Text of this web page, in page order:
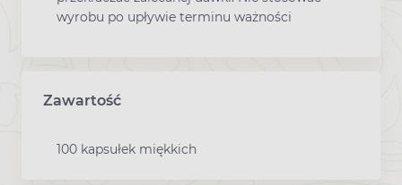
wyrobu po upływie terminu ważności
Zawartość
100 kapsułek miękkich